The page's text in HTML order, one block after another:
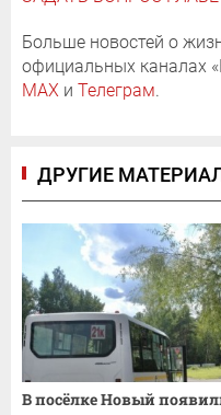
Больше новостей о
официальных каналах
MAX и Телеграм.
ДРУГИЕ
В посёлке Новый